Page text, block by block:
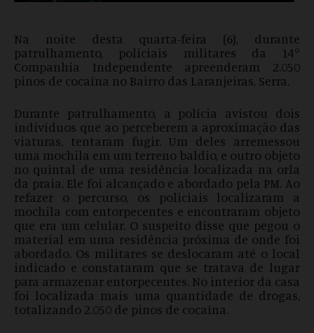
Na noite desta quarta-feira (6), durante
patrulhamento, policiais militares da 14°
Companhia Independente apreenderam 2.050
pinos de cocaína no Bairro das Laranjeiras, Serra.
Durante patrulhamento, a polícia avistou dois
indivíduos que ao perceberem a aproximação das
viaturas, tentaram fugir. Um deles arremessou
uma mochila em um terreno baldio, e outro objeto
no quintal de uma residência localizada na orla
da praia. Ele foi alcançado e abordado pela PM. Ao
refazer o percurso, os policiais localizaram a
mochila com entorpecentes e encontraram objeto
que era um celular. O suspeito disse que pegou o
material em uma residência próxima de onde foi
abordado. Os militares se deslocaram até o local
indicado e constataram que se tratava de lugar
para armazenar entorpecentes. No interior da casa
foi localizada mais uma quantidade de drogas,
totalizando 2.050 de pinos de cocaína.